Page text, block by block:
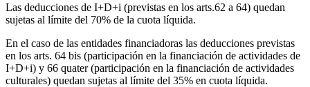
Las deducciones de I+D+i (previstas en los arts.62 a 64) quedan
sujetas al límite del 70% de la cuota líquida.
En el caso de las entidades financiadoras las deducciones previstas
en los arts. 64 bis (participación en la financiación de actividades de
I+D+i) y 66 quater (participación en la financiación de actividades
culturales) quedan sujetas al límite del 35% en cuota líquida.